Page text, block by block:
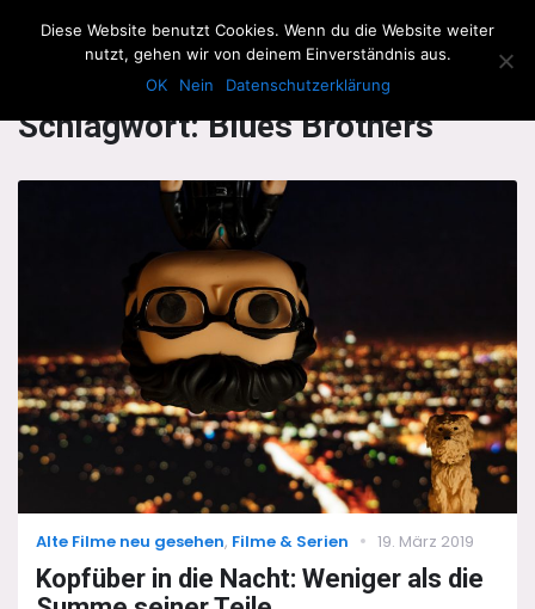
The Howling Men
Schlagwort:Blues Brothers
Categories
Alte Filme neu gesehen, Filme & Serien
Posted
19. März 2019
Kopfüber in die Nacht: Weniger als die
Diese Website benutzt Cookies. Wenn du die Website weiter
nutzt, gehen wir von deinem Einverständnis aus.
OK
Nein Datenschutzerklärung